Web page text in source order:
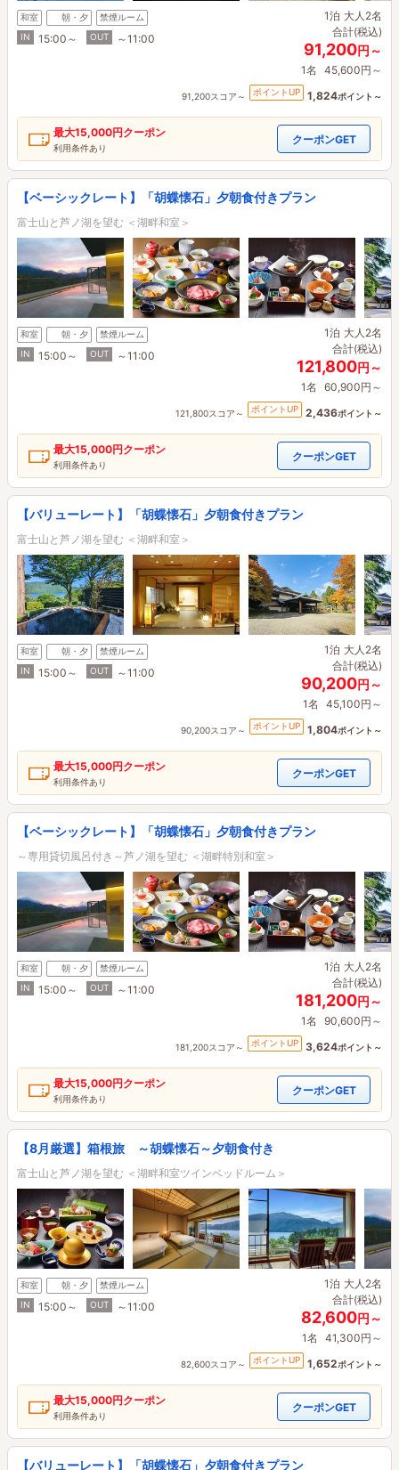
和室 朝・夕
禁煙ルーム
IN
15:00～ OUT ～11:00
1泊 大人2名
合計(税込)
91,200円～
1名 45,600円～
91,200スコア～ ポイントUP 1,824ポイント～
最大15,000円クーポン
利用条件あり
クーポンGET
【ベーシックレート】「胡蝶懐石」夕朝食付きプラン
富士山と芦ノ湖を望む ＜湖畔和室＞
和室 朝・夕
禁煙ルーム
IN
15:00～ OUT ～11:00
1泊 大人2名
合計(税込)
121,800円～
1名 60,900円～
121,800スコア～ ポイントUP 2,436ポイント～
最大15,000円クーポン
利用条件あり
クーポンGET
【バリューレート】「胡蝶懐石」夕朝食付きプラン
富士山と芦ノ湖を望む ＜湖畔和室＞
和室 朝・夕
禁煙ルーム
IN
15:00～ OUT ～11:00
1泊 大人2名
合計(税込)
90,200円～
1名 45,100円～
90,200スコア～ ポイントUP 1,804ポイント～
最大15,000円クーポン
利用条件あり
クーポンGET
【ベーシックレート】「胡蝶懐石」夕朝食付きプラン
～専用貸切風呂付き～芦ノ湖を望む ＜湖畔特別和室＞
和室 朝・夕
禁煙ルーム
IN
15:00～ OUT ～11:00
1泊 大人2名
合計(税込)
181,200円～
1名 90,600円～
181,200スコア～ ポイントUP 3,624ポイント～
最大15,000円クーポン
利用条件あり
クーポンGET
【8月厳選】箱根旅 ～胡蝶懐石～夕朝食付き
富士山と芦ノ湖を望む ＜湖畔和室ツインベッドルーム＞
和室 朝・夕
禁煙ルーム
IN
15:00～ OUT ～11:00
1泊 大人2名
合計(税込)
82,600円～
1名 41,300円～
82,600スコア～ ポイントUP 1,652ポイント～
最大15,000円クーポン
利用条件あり
クーポンGET
【バリューレート】「胡蝶懐石」夕朝食付きプラン